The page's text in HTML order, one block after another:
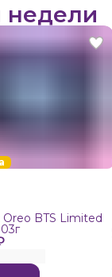
недели
BTS Limited